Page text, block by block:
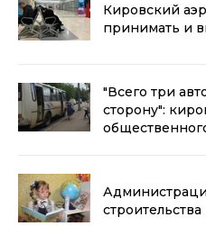
Кировский
принимать и
"Всего три
сторону":